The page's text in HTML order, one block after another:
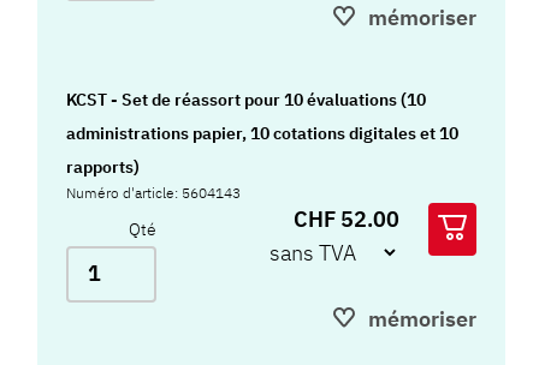
mémoriser
KCST - Set de réassort pour 10 évaluations (10
administrations papier, 10 cotations digitales et 10
rapports)
Numéro d'article: 5604143
Qté CHF 52.00
mémoriser